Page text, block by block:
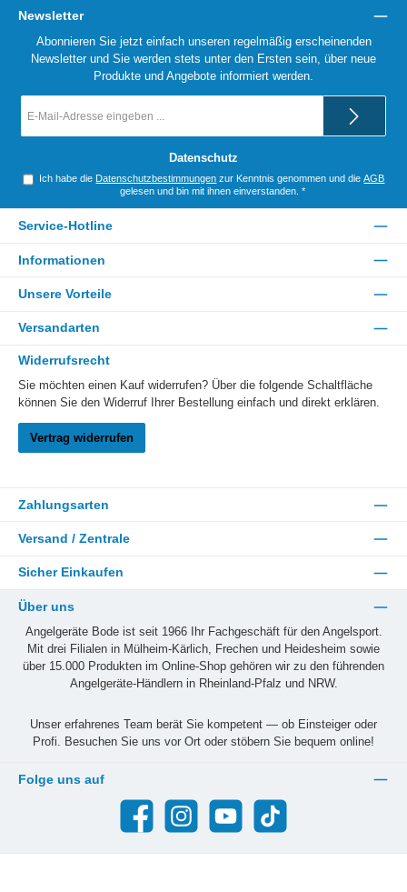
Newsletter
Abonnieren Sie jetzt einfach unseren regelmäßig erscheinenden
Newsletter und Sie werden stets unter den Ersten sein, über neue
Produkte und Angebote informiert werden.
Mail-
Datenschutz
Ich habe die Datenschutzbestimmungen zur Kenntnis genommen und dieAGB
gelesen und bin mit ihnen einverstanden. *
Service-Hotline
Informationen
Unsere Vorteile
Versandarten
Widerrufsrecht
Sie möchten einen Kauf widerrufen? Über die folgende Schaltfläche
können Sie den Widerruf Ihrer Bestellung einfach und direkt erklären.
Vertrag widerrufen
Zahlungsarten
Versand / Zentrale
Sicher Einkaufen
Über uns
Angelgeräte Bode ist seit 1966 Ihr Fachgeschäft für den Angelsport.
Mit drei Filialen in Mülheim-Kärlich, Frechen und Heidesheim sowie
über 15.000 Produkten im Online-Shop gehören wir zu den führenden
Angelgeräte-Händlern in Rheinland-Pfalz und NRW.
Unser erfahrenes Team berät Sie kompetent — ob Einsteiger oder
Profi. Besuchen Sie uns vor Ort oder stöbern Sie bequem online!
Folge uns auf
Facebook Instagram YouTube TikTok